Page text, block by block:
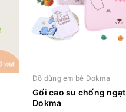
Đồ dùng em bé Dokma
Gối cao su chống ngạt
Dokma